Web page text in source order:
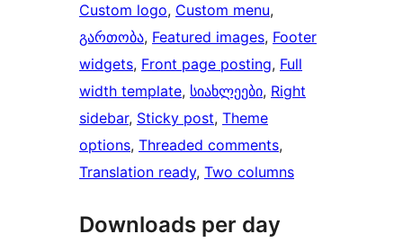
Custom logo, Custom menu
გართობა, Featured images, Footer
widgets, Front page posting, Full
width template, სიახლეები, Right
sidebar, Sticky post, Theme
options, Threaded comments
Translation ready, Two columns
Downloads per day